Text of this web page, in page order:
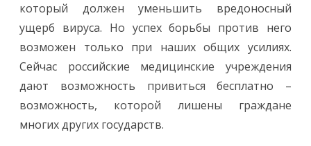
который должен уменьшить вредоносный
ущерб вируса. Но успех борьбы против него
возможен только при наших общих усилиях.
Сейчас российские медицинские учреждения
дают возможность привиться бесплатно –
возможность, которой лишены граждане
многих других государств.